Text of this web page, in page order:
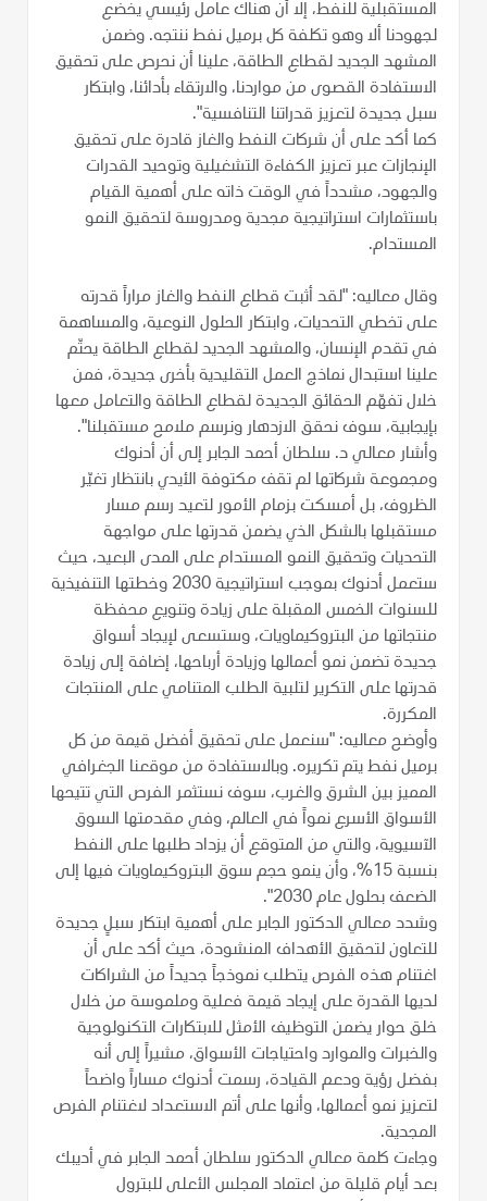
المستقبلية للنفط، إلا أن هناك عامل رئيسي يخضع
لجهودنا ألا وهو تكلفة كل برميل نفط ننتجه. وضمن
المشهد الجديد لقطاع الطاقة، علينا أن نحرص على تحقيق
الاستفادة القصوى من مواردنا، والارتقاء بأدائنا، وابتكار
سبل جديدة لتعزيز قدراتنا التنافسية".
كما أكد على أن شركات النفط والغاز قادرة على تحقيق
الإنجازات عبر تعزيز الكفاءة التشغيلية وتوحيد القدرات
والجهود، مشدداً في الوقت ذاته على أهمية القيام
باستثمارات استراتيجية مجدية ومدروسة لتحقيق النمو
المستدام.
وقال معاليه: "لقد أثبت قطاع النفط والغاز مراراً قدرته
على تخطي التحديات، وابتكار الحلول النوعية، والمساهمة
في تقدم الإنسان، والمشهد الجديد لقطاع الطاقة يحتّم
علينا استبدال نماذج العمل التقليدية بأخرى جديدة، فمن
خلال تفهّم الحقائق الجديدة لقطاع الطاقة والتعامل معها
بإيجابية، سوف نحقق الازدهار ونرسم ملامح مستقبلنا".
وأشار معالي د. سلطان أحمد الجابر إلى أن أدنوك
ومجموعة شركاتها لم تقف مكتوفة الأيدي بانتظار تغيّر
الظروف، بل أمسكت بزمام الأمور لتعيد رسم مسار
مستقبلها بالشكل الذي يضمن قدرتها على مواجهة
التحديات وتحقيق النمو المستدام على المدى البعيد، حيث
ستعمل أدنوك بموجب استراتيجية 2030 وخطتها التنفيذية
للسنوات الخمس المقبلة على زيادة وتنويع محفظة
منتجاتها من البتروكيماويات، وستسعى لإيجاد أسواق
جديدة تضمن نمو أعمالها وزيادة أرباحها، إضافة إلى زيادة
قدرتها على التكرير لتلبية الطلب المتنامي على المنتجات
المكررة.
وأوضح معاليه: "سنعمل على تحقيق أفضل قيمة من كل
برميل نفط يتم تكريره. وبالاستفادة من موقعنا الجغرافي
المميز بين الشرق والغرب، سوف نستثمر الفرص التي تتيحها
الأسواق الأسرع نمواً في العالم، وفي مقدمتها السوق
الآسيوية، والتي من المتوقع أن يزداد طلبها على النفط
بنسبة 15%، وأن ينمو حجم سوق البتروكيماويات فيها إلى
الضعف بحلول عام 2030".
وشدد معالي الدكتور الجابر على أهمية ابتكار سبلٍ جديدة
للتعاون لتحقيق الأهداف المنشودة، حيث أكد على أن
اغتنام هذه الفرص يتطلب نموذجاً جديداً من الشراكات
لديها القدرة على إيجاد قيمة فعلية وملموسة من خلال
خلق حوار يضمن التوظيف الأمثل للابتكارات التكنولوجية
والخبرات والموارد واحتياجات الأسواق، مشيراً إلى أنه
بفضل رؤية ودعم القيادة، رسمت أدنوك مساراً واضحاً
لتعزيز نمو أعمالها، وأنها على أتم الاستعداد لاغتنام الفرص
المجدية.
وجاءت كلمة معالي الدكتور سلطان أحمد الجابر في أديبك
بعد أيام قليلة من اعتماد المجلس الأعلى للبترول